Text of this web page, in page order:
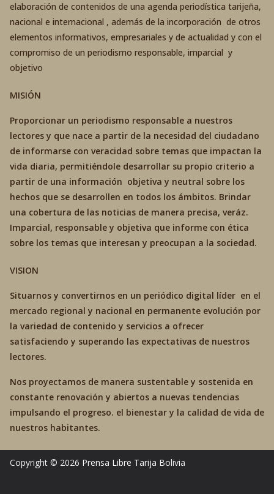
elaboración de contenidos de una agenda periodística tarijeña,
nacional e internacional , además de la incorporación de otros
elementos informativos, empresariales y de actualidad y con el
compromiso de un periodismo responsable, imparcial y
objetivo
MISIÓN
Proporcionar un periodismo responsable a nuestros
lectores y que nace a partir de la necesidad del ciudadano
de informarse con veracidad sobre temas que impactan la
vida diaria, permitiéndole desarrollar su propio criterio a
partir de una información objetiva y neutral sobre los
hechos que se desarrollen en todos los ámbitos. Brindar
una cobertura de las noticias de manera precisa, veráz.
Imparcial, responsable y objetiva que informe con ética
sobre los temas que interesan y preocupan a la sociedad.
VISION
Situarnos y convertirnos en un periódico digital líder en el
mercado regional y nacional en permanente evolución por
la variedad de contenido y servicios a ofrecer
satisfaciendo y superando las expectativas de nuestros
lectores.
Nos proyectamos de manera sustentable y sostenida en
constante renovación y abiertos a nuevas tendencias
impulsando el progreso. el bienestar y la calidad de vida de
nuestros habitantes.
Copyright © 2026 Prensa Libre Tarija Bolivia